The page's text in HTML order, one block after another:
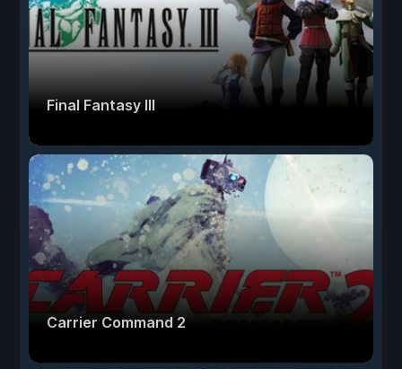
Final Fantasy III
Carrier Command 2